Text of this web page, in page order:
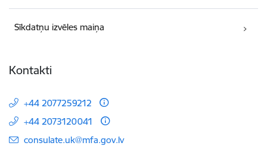
Sīkdatņu izvēles maiņa
Kontakti
+44 2077259212
+44 2073120041
E-pasts:
consulate.uk@mfa.gov.lv